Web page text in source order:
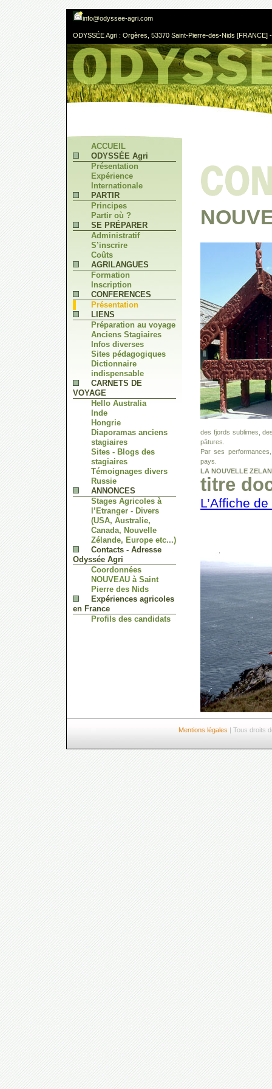
info@odyssee-agri.com
ODYSSÉE Agri : Orgères, 53370 Saint-Pierre-des-Nids [FRANCE]
ACCUEIL
ODYSSÉE Agri
Présentation
Expérience
Internationale
PARTIR
Principes
Partir où ?
SE PRÉPARER
Administratif
S’inscrire
Coûts
AGRILANGUES
Formation
Inscription
CONFERENCES
Présentation
LIENS
Préparation au voyage
Anciens Stagiaires
Infos diverses
Sites pédagogiques
Dictionnaire
indispensable
CARNETS DE
VOYAGE
Hello Australia
Inde
Hongrie
Diaporamas anciens
stagiaires
Sites - Blogs des
stagiaires
Témoignages divers
Russie
ANNONCES
Stages Agricoles à
l’Etranger - Divers
(USA, Australie,
Canada, Nouvelle
Zélande, Europe etc...)
Contacts - Adresse
Odyssée Agri
Coordonnées
NOUVEAU à Saint
Pierre des Nids
Expériences agricoles
en France
Profils des candidats
des fjords sublimes,
pâtures.
Par ses
pays.
LA NOUVELLE
titre
L’Affiche
Mentions légales | Tous droits